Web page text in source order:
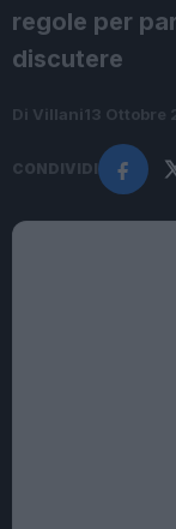
regole per
discutere
Di Villani 13 Ottobre
CONDIVIDI